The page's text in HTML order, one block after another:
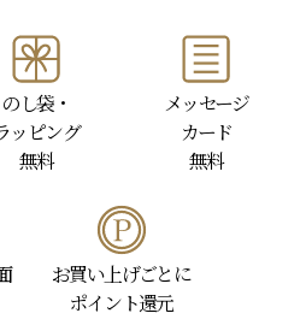
のし袋・
ッピング
無料
メッセージ
カード
無料
お買い上げごとに
ポイント還元